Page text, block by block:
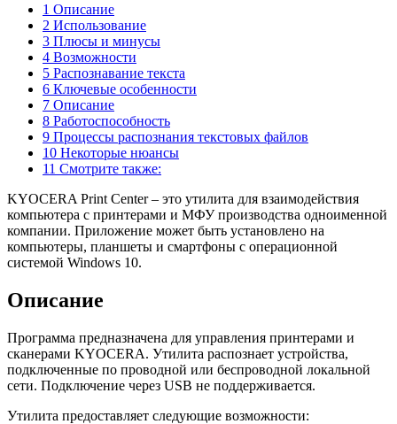
1 Описание
2 Использование
3 Плюсы и минусы
4 Возможности
5 Распознавание текста
6 Ключевые особенности
7 Описание
8 Работоспособность
9 Процессы распознания текстовых файлов
10 Некоторые нюансы
11 Смотрите также:
KYOCERA Print Center – это утилита для взаимодействия
компьютера с принтерами и МФУ производства одноименной
компании. Приложение может быть установлено на
компьютеры, планшеты и смартфоны с операционной
системой Windows 10.
Описание
Программа предназначена для управления принтерами и
сканерами KYOCERA. Утилита распознает устройства,
подключенные по проводной или беспроводной локальной
сети. Подключение через USB не поддерживается.
Утилита предоставляет следующие возможности: